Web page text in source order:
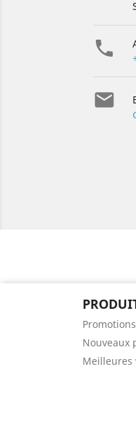


Promotions
Nouveaux
Meilleures